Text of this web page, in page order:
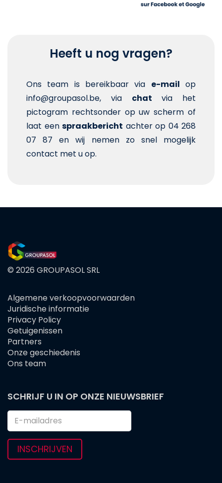
Heeft u nog vragen?
Ons team is bereikbaar via e-mail op
info@groupasol.be, via chat via het
pictogram rechtsonder op uw scherm of
laat een spraakbericht achter op 04 268
07 87 en wij nemen zo snel mogelijk
contact met u op.
© 2026 GROUPASOL SRL
FOOTER
MENU
Algemene verkoopvoorwaarden
Juridische informatie
Privacy Policy
Getuigenissen
Partners
Onze geschiedenis
Ons team
SCHRIJF U IN OP ONZE NIEUWSBRIEF
INSCHRIJVEN